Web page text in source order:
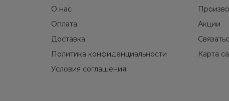
О нас
Оплата
Доставка
Политика конфиденциальности
Условия соглашения
Акции
Карта